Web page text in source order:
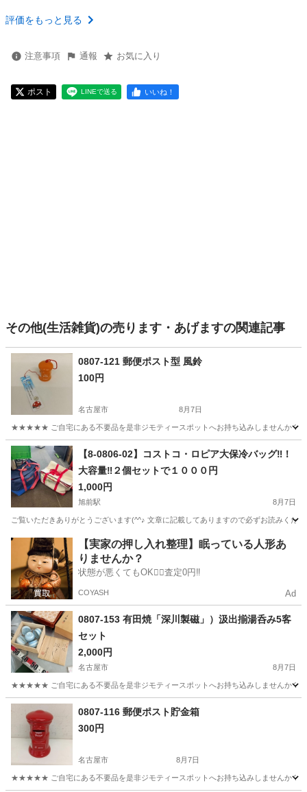
評価をもっと見る
注意事項 通報 お気に入り
ポスト LINEで送る いいね！
その他(生活雑貨)の売ります・あげますの関連記事
0807-121 郵便ポスト型 風鈴
100円
名古屋市 8月7日
★★★★★ ご自宅にある不要品を是非ジモティースポットへお持ち込みしませんか？
愛知 名古屋市 風鈴
【8-0806-02】コストコ・ロピア大保冷バッグ‼！
大容量‼２個セットで１０００円
1,000円
旭前駅 8月7日
ご覧いただきありがとうございます(^^♪ 文章に記載してありますので必ずお読みく
愛知 尾張旭市 旭前駅 その他
【実家の押し入れ整理】眠っている人形あ
りませんか？
状態が悪くてもOK🙆‍♀️査定0円‼️
COYASH Ad
0807-153 有田焼「深川製磁」）汲出揃湯呑み5客
セット
2,000円
名古屋市 8月7日
★★★★★ ご自宅にある不要品を是非ジモティースポットへお持ち込みしませんか？
愛知 名古屋市 汲出
0807-116 郵便ポスト貯金箱
300円
名古屋市 8月7日
★★★★★ ご自宅にある不要品を是非ジモティースポットへお持ち込みしませんか？